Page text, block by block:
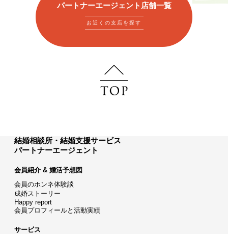
パートナーエージェント店舗一覧
お近くの支店を探す
結婚相談所・結婚支援サービス
パートナーエージェント
会員紹介 & 婚活予想図
会員のホンネ体験談
成婚ストーリー
Happy report
会員プロフィールと活動実績
サービス